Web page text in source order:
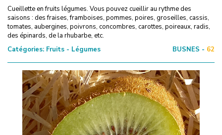
Cueillette en fruits légumes. Vous pouvez cueillir au rythme des
saisons : des fraises, framboises, pommes, poires, groseilles, cassis,
tomates, aubergines, poivrons, concombres, carottes, poireaux, radis,
des épinards, de la rhubarbe, etc.
Catégories: Fruits - Légumes BUSNES - 62